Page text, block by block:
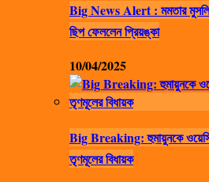
Big News Alert : মমতার
ছিপ ফেললেন প্রিয়ঙ্কা
10/04/2025
Big Breaking: হুমায়ুনকে
তৃণমূলের বিধায়ক